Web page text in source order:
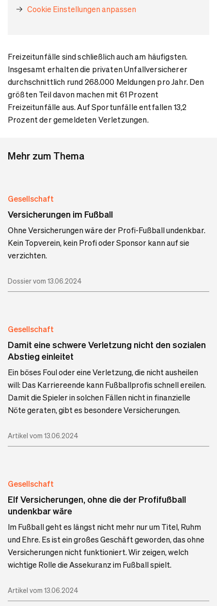
Cookie Einstellungen anpassen
Freizeitunfälle sind schließlich auch am häufigsten.
Insgesamt erhalten die privaten Unfallversicherer
durchschnittlich rund 268.000 Meldungen pro Jahr. Den
größten Teil davon machen mit 61 Prozent
Freizeitunfälle aus. Auf Sportunfälle entfallen 13,2
Prozent der gemeldeten Verletzungen.
Mehr zum Thema
Gesellschaft
Versicherungen im Fußball
Ohne Versicherungen wäre der Profi-Fußball undenkbar.
Kein Topverein, kein Profi oder Sponsor kann auf sie
verzichten.
Dossier vom 13.06.2024
Gesellschaft
Damit eine schwere Verletzung nicht den sozialen
Abstieg einleitet
Ein böses Foul oder eine Verletzung, die nicht ausheilen
will: Das Karriereende kann Fußballprofis schnell ereilen.
Damit die Spieler in solchen Fällen nicht in finanzielle
Nöte geraten, gibt es besondere Versicherungen.
Artikel vom 13.06.2024
Gesellschaft
Elf Versicherungen, ohne die der Profifußball
undenkbar wäre
Im Fußball geht es längst nicht mehr nur um Titel, Ruhm
und Ehre. Es ist ein großes Geschäft geworden, das ohne
Versicherungen nicht funktioniert. Wir zeigen, welch
wichtige Rolle die Assekuranz im Fußball spielt.
Artikel vom 13.06.2024